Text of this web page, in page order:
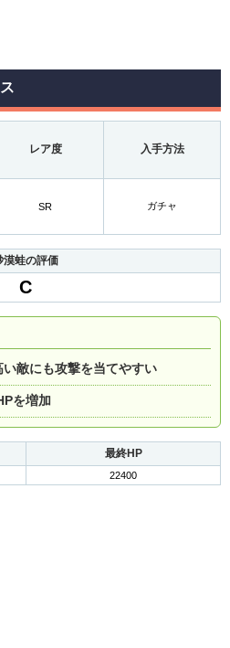
レア度 入手方法
SR ガチャ
漠蛙の評価
C
敵にも攻撃を当てやすい
を増加
最終HP
22400